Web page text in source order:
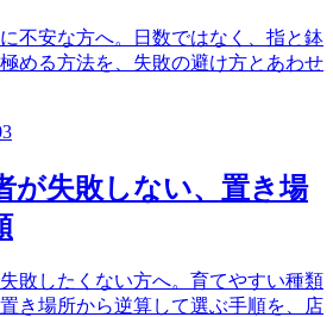
不安な方へ。日数ではなく、指と鉢
める方法を、失敗の避け方とあわせ
が失敗しない、置き場
敗したくない方へ。育てやすい種類
き場所から逆算して選ぶ手順を、店